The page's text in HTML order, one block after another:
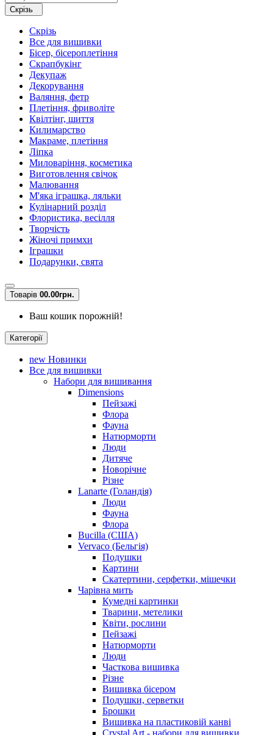
Скрізь
Скрізь
Все для вишивки
Бісер, бісероплетіння
Скрапбукінг
Декупаж
Декорування
Валяння, фетр
Плетіння, фриволіте
Квілтінг, шиття
Килимарство
Макраме, плетіння
Ліпка
Миловаріння, косметика
Виготовлення свічок
Малювання
М'яка іграшка, ляльки
Кулінарний розділ
Флористика, весілля
Творчість
Жіночі примхи
Іграшки
Подарунки, свята
Товарів 00.00грн.
Ваш кошик порожній!
Категорії
new Новинки
Все для вишивки
Набори для вишивання
Dimensions
Пейзажі
Флора
Фауна
Натюрморти
Люди
Дитяче
Новорічне
Різне
Lanarte (Голандія)
Люди
Фауна
Флора
Bucilla (США)
Vervaco (Бельгія)
Подушки
Картини
Скатертини, серфетки, мішечки
Чарiвна мить
Кумедні картинки
Тварини, метелики
Квіти, рослини
Пейзажі
Натюрморти
Люди
Часткова вишивка
Різне
Вишивка бісером
Подушки, серветки
Брошки
Вишивка на пластиковій канві
Crystal Art - набори для вишивки